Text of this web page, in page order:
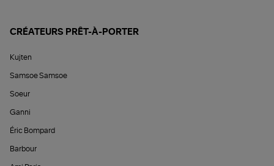
CRÉATEURS PRÊT-À-PORTER
Kujten
Samsoe Samsoe
Soeur
Ganni
Éric Bompard
Barbour